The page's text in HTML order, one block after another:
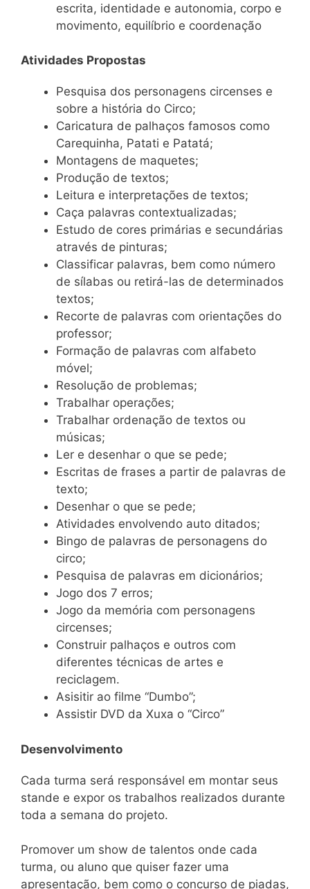
escrita, identidade e autonomia, corpo e
movimento, equilíbrio e coordenação
Atividades Propostas
Pesquisa dos personagens circenses e
sobre a história do Circo;
Caricatura de palhaços famosos como
Carequinha, Patati e Patatá;
Montagens de maquetes;
Produção de textos;
Leitura e interpretações de textos;
Caça palavras contextualizadas;
Estudo de cores primárias e secundárias
através de pinturas;
Classificar palavras, bem como número
de sílabas ou retirá-las de determinados
textos;
Recorte de palavras com orientações do
professor;
Formação de palavras com alfabeto
móvel;
Resolução de problemas;
Trabalhar operações;
Trabalhar ordenação de textos ou
músicas;
Ler e desenhar o que se pede;
Escritas de frases a partir de palavras de
texto;
Desenhar o que se pede;
Atividades envolvendo auto ditados;
Bingo de palavras de personagens do
circo;
Pesquisa de palavras em dicionários;
Jogo dos 7 erros;
Jogo da memória com personagens
circenses;
Construir palhaços e outros com
diferentes técnicas de artes e
reciclagem.
Asisitir ao filme “Dumbo”;
Assistir DVD da Xuxa o “Circo”
Desenvolvimento
Cada turma será responsável em montar seus
stande e expor os trabalhos realizados durante
toda a semana do projeto.
Promover um show de talentos onde cada
turma, ou aluno que quiser fazer uma
apresentação, bem como o concurso de piadas,